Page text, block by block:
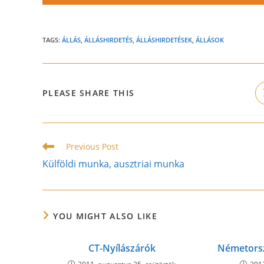
TAGS: ÁLLÁS, ÁLLÁSHIRDETÉS, ÁLLÁSHIRDETÉSEK, ÁLLÁSOK
PLEASE SHARE THIS
Read
more
articles
Previous Post
Külföldi munka, ausztriai munka
YOU MIGHT ALSO LIKE
CT-Nyílászárók